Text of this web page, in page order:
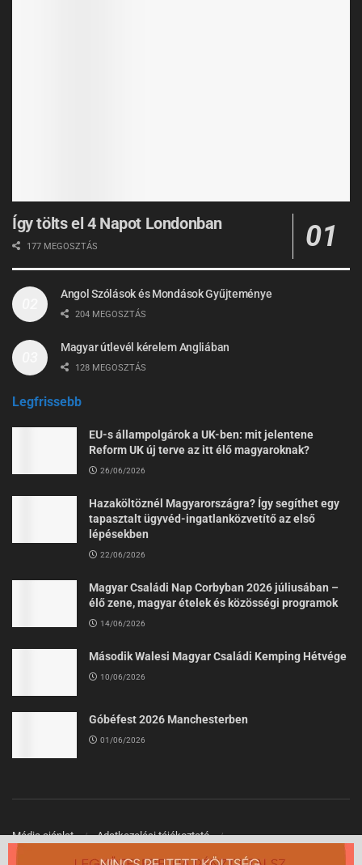
Így tölts el 4 Napot Londonban
177 MEGOSZTÁS
Angol Szólások és Mondások Gyűjteménye
204 MEGOSZTÁS
Magyar útlevél kérelem Angliában
128 MEGOSZTÁS
Legfrissebb
EU-s állampolgárok a UK-ben: mit jelentene
Reform UK új terve az itt élő magyaroknak?
26/06/2026
Hazaköltöznél Magyarországra? Így segíthet egy
tapasztalt ügyvéd-ingatlanközvetítő az első
lépésekben
22/06/2026
Magyar Családi Nap Corbyban 2026 júliusában –
élő zene, magyar ételek és közösségi programok
14/06/2026
Második Walesi Magyar Családi Kemping Hétvége
10/06/2026
Góbéfest 2026 Manchesterben
01/06/2026
Média ajánlat
Adatkezelési tájékoztató
Felhasználási Feltételek